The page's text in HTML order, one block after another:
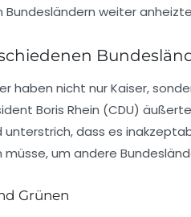
Bundesländern weiter
haben nicht nurKaiser,
Boris Rhein (CDU)
unterstrich, dass es
müsse, um andere
Grünen